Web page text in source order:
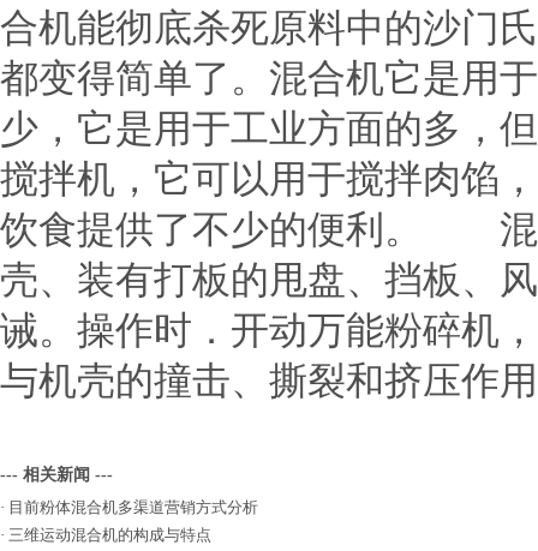
合机能彻底杀死原料中的沙门
都变得简单了。混合机它是用
少，它是用于工业方面的多，
搅拌机，它可以用于搅拌肉馅
饮食提供了不少的便利。
壳、装有打板的甩盘、挡板、
诫。操作时．开动万能粉碎机
与机壳的撞击、撕裂和挤压作
--- 相关新闻 ---
· 目前粉体混合机多渠道营销方式分析
· 三维运动混合机的构成与特点